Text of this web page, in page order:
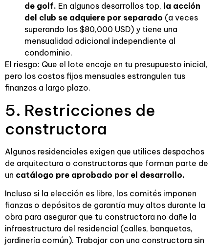
de golf. En algunos desarrollos top, la acción
del club se adquiere por separado (a veces
superando los $80,000 USD) y tiene una
mensualidad adicional independiente al
condominio.
El riesgo: Que el lote encaje en tu presupuesto inicial,
pero los costos fijos mensuales estrangulen tus
finanzas a largo plazo.
5. Restricciones de
constructora
Algunos residenciales exigen que utilices despachos
de arquitectura o constructoras que forman parte de
un catálogo pre aprobado por el desarrollo.
Incluso si la elección es libre, los comités imponen
fianzas o depósitos de garantía muy altos durante la
obra para asegurar que tu constructora no dañe la
infraestructura del residencial (calles, banquetas,
jardinería común). Trabajar con una constructora sin